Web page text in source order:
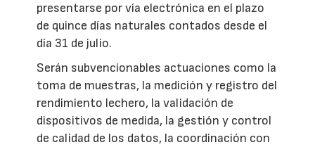
presentarse por vía electrónica en el plazo
de quince días naturales contados desde el
día 31 de julio.
Serán subvencionables actuaciones como la
toma de muestras, la medición y registro del
rendimiento lechero, la validación de
dispositivos de medida, la gestión y control
de calidad de los datos, la coordinación con